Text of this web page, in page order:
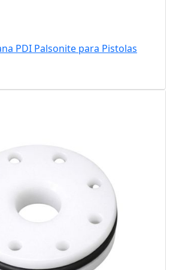
PDI Palsonite para Pistolas